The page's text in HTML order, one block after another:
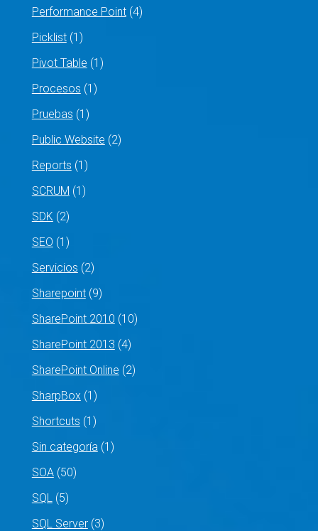
Performance Point(4)
Picklist(1)
Pivot Table (1)
Procesos (1)
Pruebas (1)
Public Website (2)
Reports (1)
SCRUM (1)
SDK (2)
SEO (1)
Servicios (2)
Sharepoint(9)
SharePoint 2010 (10)
SharePoint 2013 (4)
SharePoint Online (2)
SharpBox(1)
Shortcuts (1)
Sin categoría(1)
SOA(50)
SQL(5)
SQL Server(3)